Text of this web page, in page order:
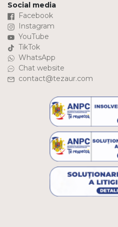
Social media
Facebook
Instagram
YouTube
TikTok
WhatsApp
Chat website
contact@tezaur.com